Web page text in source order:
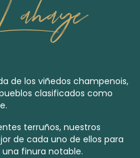
de los viñedos champenois,
clasificados como
terruños, nuestros
de cada uno de ellos para
finura notable.